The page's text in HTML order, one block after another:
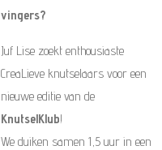
vingers?
Juf Lise zoekt enthousiaste
CreaLieve knutselaars voor een
nieuwe editie van de
KnutselKlub!
We duiken samen 1,5 uur in een